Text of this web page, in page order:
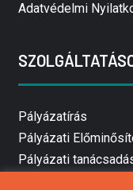
Adatvédelmi
Pályázatírás
Pályázati
Pályázati